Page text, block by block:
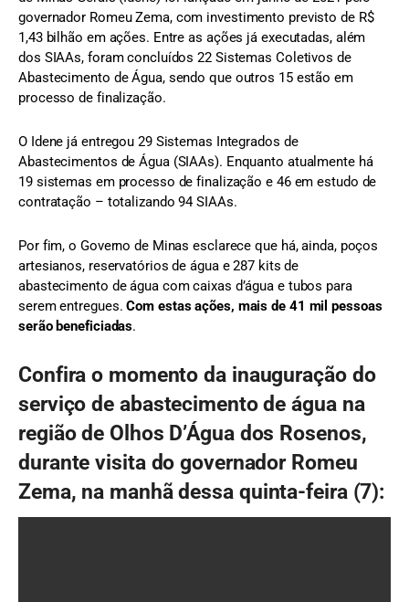
governador Romeu Zema, com investimento previsto de R$
1,43 bilhão em ações. Entre as ações já executadas, além
dos SIAAs, foram concluídos 22 Sistemas Coletivos de
Abastecimento de Água, sendo que outros 15 estão em
processo de finalização.
O Idene já entregou 29 Sistemas Integrados de
Abastecimentos de Água (SIAAs). Enquanto atualmente há
19 sistemas em processo de finalização e 46 em estudo de
contratação – totalizando 94 SIAAs.
Por fim, o Governo de Minas esclarece que há, ainda, poços
artesianos, reservatórios de água e 287 kits de
abastecimento de água com caixas d’água e tubos para
serem entregues.Com estas ações, mais de 41 mil pessoas
serão beneficiadas.
Confira o momento da inauguração do
serviço de abastecimento de água na
região de Olhos D’Água dos Rosenos,
durante visita do governador Romeu
Zema, na manhã dessa quinta-feira (7):